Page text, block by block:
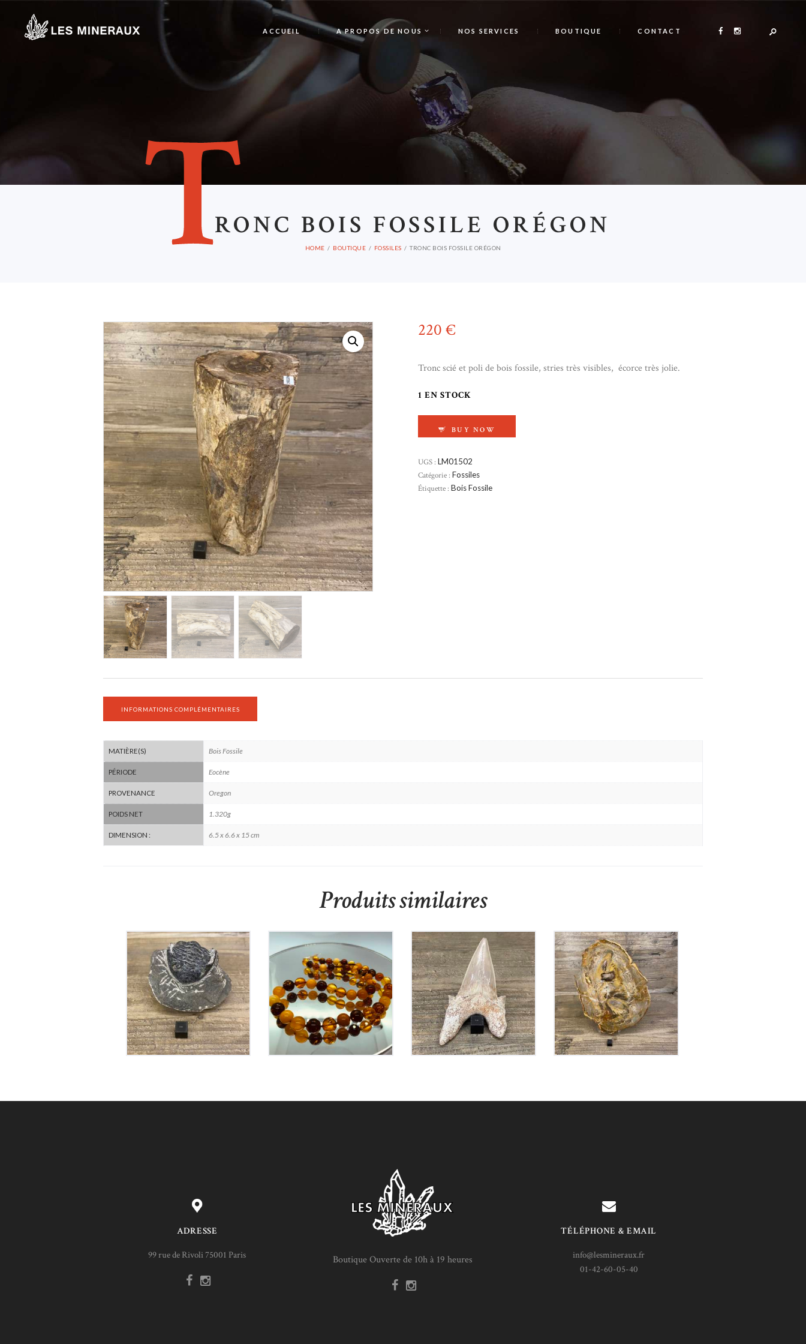
ACCUEIL A PROPOS DE NOUS NOS SERVICES BOUTIQUE CONTACT
TRONC BOIS FOSSILE ORÉGON
HOME BOUTIQUE FOSSILES TRONC BOIS FOSSILE ORÉGON
220 €
Tronc scié et poli de bois fossile, stries très visibles, écorce très jolie.
1 EN STOCK
BUY NOW
UGS : LM01502
Catégorie : Fossiles
Étiquette : Bois Fossile
INFORMATIONS COMPLÉMENTAIRES
MATIÈRE(S) Bois Fossile
PÉRIODE Eocène
PROVENANCE Oregon
POIDS NET 1.320g
DIMENSION : 6.5 x 6.6 x 15 cm
Produits similaires
Trilobite
55€
Collier en Ambre
310€
Dent de Requin
70€
Bois Fossile
125€
ADRESSE
99 rue de Rivoli 75001 Paris Boutique Ouverte de 10h à 19 heures
TÉLÉPHONE & EMAIL
info@lesmineraux.fr
01-42-60-05-40